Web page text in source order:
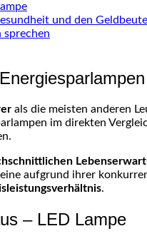
und den Geldbeutel
sprechen
als die meisten anderen
im direkten
aufgrund ihrer
.
– LED Lampe